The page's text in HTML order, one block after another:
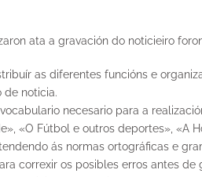
ata a gravación do noticieiro
as diferentes funcións e
de noticia.
necesario para a
«O Fútbol e outros deportes», «A
ás normas ortográficas e
correxir os posibles erros antes de